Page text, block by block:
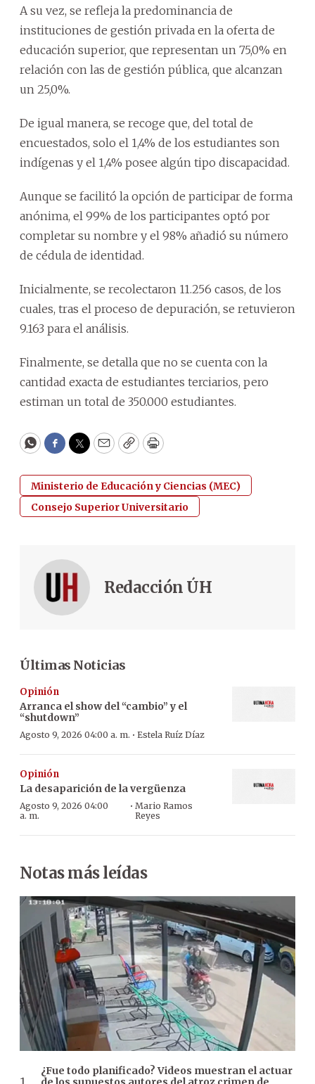
A su vez, se refleja la predominancia de
instituciones de gestión privada en la oferta de
educación superior, que representan un 75,0% en
relación con las de gestión pública, que alcanzan
un 25,0%.
De igual manera, se recoge que, del total de
encuestados, solo el 1,4% de los estudiantes son
indígenas y el 1,4% posee algún tipo discapacidad.
Aunque se facilitó la opción de participar de forma
anónima, el 99% de los participantes optó por
completar su nombre y el 98% añadió su número
de cédula de identidad.
Inicialmente, se recolectaron 11.256 casos, de los
cuales, tras el proceso de depuración, se retuvieron
9.163 para el análisis.
Finalmente, se detalla que no se cuenta con la
cantidad exacta de estudiantes terciarios, pero
estiman un total de 350.000 estudiantes.
WhatsApp
Facebook
Twitter
EmailCopyPrint
Ministerio de Educación y Ciencias (MEC)
Consejo Superior Universitario
Redacción ÚH
Últimas Noticias
Opinión
Arranca el show del “cambio” y el
“shutdown”
Agosto 9, 2026 04:00 a. m. · Estela Ruíz Díaz
Opinión
La desaparición de la vergüenza
Agosto 9, 2026 04:00
a. m.
· Mario Ramos
Reyes
Notas más leídas
¿Fue todo planificado? Videos muestran el actuar